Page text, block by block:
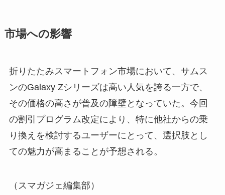
市場への影響
折りたたみスマートフォン市場において、サムス
ンのGalaxy Zシリーズは高い人気を誇る一方で、
その価格の高さが普及の障壁となっていた。今回
の割引プログラム改定により、特に他社からの乗
り換えを検討するユーザーにとって、選択肢とし
ての魅力が高まることが予想される。
（スマガジェ編集部）